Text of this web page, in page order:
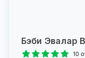
Бэби Эвалар
10